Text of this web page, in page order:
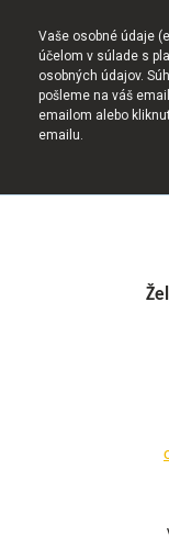
Vaše osobné údaje
účelom v súlade s
osobných údajov.
pošleme na váš
emailom alebo
emailu.